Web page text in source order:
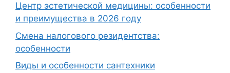
Центр эстетической медицины: особенности
и преимущества в 2026 году
Смена налогового резидентства:
особенности
Виды и особенности сантехники